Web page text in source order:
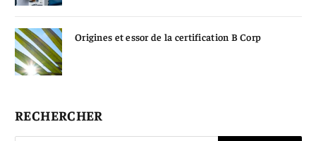
Origines et essor de la certification B Corp
RECHERCHER